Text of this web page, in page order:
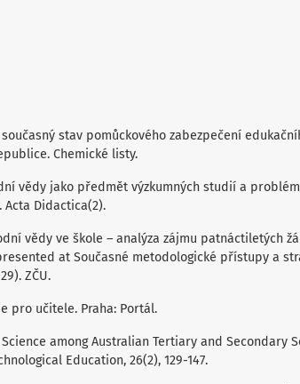
stav pomůckového zabezpečení
Chemické listy.
vědy jako předmět výzkumných studií a
Didactica(2).
vědy ve škole – analýza zájmu patnáctiletých
at Současné metodologické přístupy a
ZČU.
pro učitele. Praha: Portál.
among Australian Tertiary and Secondary
Education, 26(2), 129-147.